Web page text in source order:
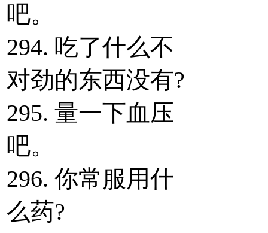
吧。
294. 吃了什么不
对劲的东西没有?
295. 量一下血压
吧。
296. 你常服用什
么药?